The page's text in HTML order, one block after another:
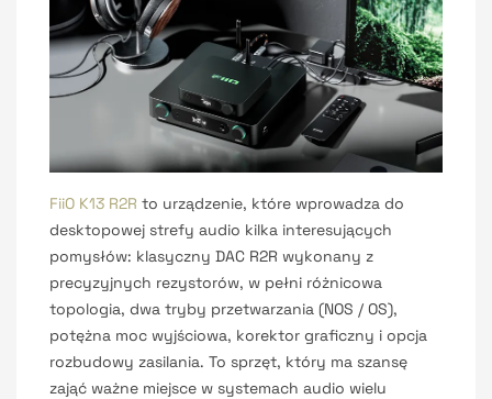
FiiO K13 R2R to urządzenie, które wprowadza do
desktopowej strefy audio kilka interesujących
pomysłów: klasyczny DAC R2R wykonany z
precyzyjnych rezystorów, w pełni różnicowa
topologia, dwa tryby przetwarzania (NOS / OS),
potężna moc wyjściowa, korektor graficzny i opcja
rozbudowy zasilania. To sprzęt, który ma szansę
zająć ważne miejsce w systemach audio wielu